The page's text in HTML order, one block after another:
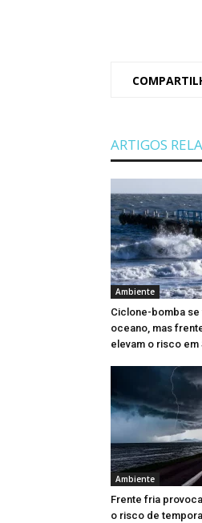
ARTIGOS
Ambiente
Ciclone-bomba
oceano, mas
elevam o risco em
Ambiente
Frente fria
o risco de